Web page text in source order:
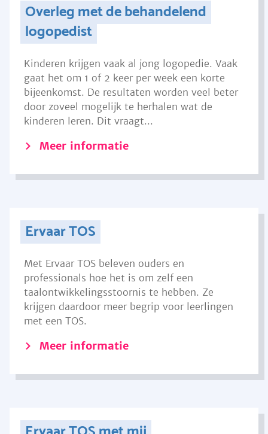
Overleg met de behandelend
logopedist
Kinderen krijgen vaak al jong logopedie. Vaak
gaat het om 1 of 2 keer per week een korte
bijeenkomst. De resultaten worden veel beter
door zoveel mogelijk te herhalen wat de
kinderen leren. Dit vraagt...
Meer informatie
Ervaar TOS
Met Ervaar TOS beleven ouders en
professionals hoe het is om zelf een
taalontwikkelingsstoornis te hebben. Ze
krijgen daardoor meer begrip voor leerlingen
met een TOS.
Meer informatie